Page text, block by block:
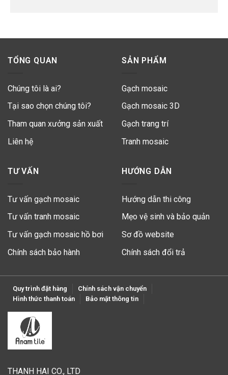
TỔNG QUAN
Chúng tôi là ai?
Tại sao chọn chúng tôi?
Tham quan xưởng sản xuất
Liên hệ
SẢN PHẨM
Gạch mosaic
Gạch mosaic 3D
Gạch trang trí
Tranh mosaic
TƯ VẤN
Tư vấn gạch mosaic
Tư vấn tranh mosaic
Tư vấn gạch mosaic hồ bơi
Chính sách bảo hành
HƯỚNG DẪN
Hướng dẫn thi công
Mẹo vệ sinh và bảo quản
Sơ đồ website
Chính sách đổi trả
Quy trình đặt hàng
Chính sách vận chuyển
Hình thức thanh toán
Bảo mật thông tin
THANH HAI CO., LTD